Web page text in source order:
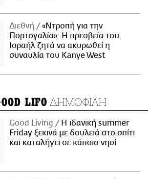
Διεθνή
«Ντροπή για την
Πορτογαλία»: Η πρεσβεία του
Ισραήλ ζητά να ακυρωθεί η
συναυλία του Kanye West
LIFO ΔΗΜΟΦΙΛΗ
Good Living
Η ιδανική summer
Friday ξεκινά με δουλειά στο σπίτι
και καταλήγει σε κάποιο νησί